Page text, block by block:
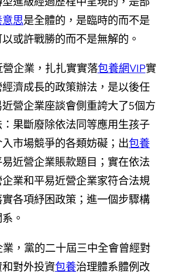
思是全體的，是臨時的而不是
或許戰勝的而不是無解的。
企業，扎扎實實落包養網VIP實
濟成長的政策辦法，是以後任
營企業座談會側重誇大了5個方
果斷廢除依法同等應用生孩子
市場競爭的各類妨礙；出包養
近營企業賬款題目；實在依法
業和平易近營企業家符合法規
各項紓困政策；進一個步驟構
。
，黨的二十屆三中全會曾經對
對外投資包養治理體系體例改